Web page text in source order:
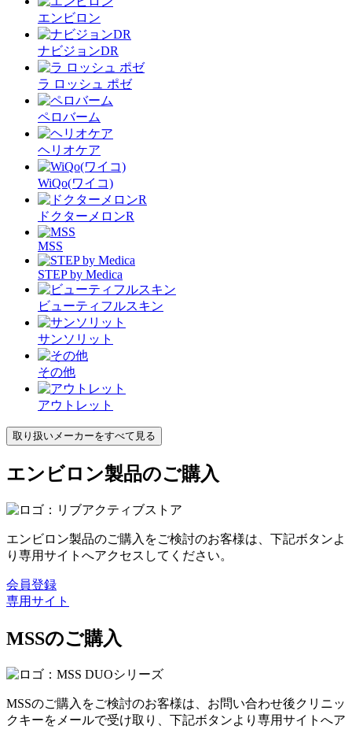
エンビロン
ナビジョンDR
ラ ロッシュ ポゼ
ペロバーム
ヘリオケア
WiQo(ワイコ)
ドクターメロンR
MSS
STEP by Medica
ビューティフルスキン
サンソリット
その他
アウトレット
取り扱いメーカーをすべて見る
エンビロン製品のご購入
エンビロン製品のご購入をご検討のお客様は、下記ボタンよ
り専用サイトへアクセスしてください。
会員登録
専用サイト
MSSのご購入
MSSのご購入をご検討のお客様は、お問い合わせ後クリニッ
クキーをメールで受け取り、下記ボタンより専用サイトへア